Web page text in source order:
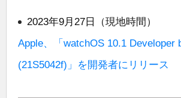
2023年9月27日（現地時間）
Apple、「watchOS 10.1 Developer
(21S5042f)」を開発者にリリース